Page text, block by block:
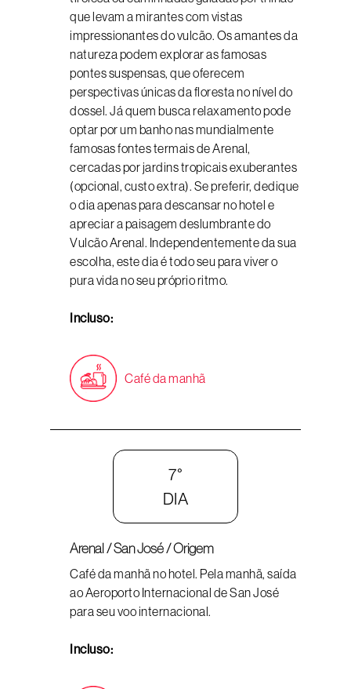
que levam a mirantes com vistas
impressionantes do vulcão. Os amantes da
natureza podem explorar as famosas
pontes suspensas, que oferecem
perspectivas únicas da floresta no nível do
dossel. Já quem busca relaxamento pode
optar por um banho nas mundialmente
famosas fontes termais de Arenal,
cercadas por jardins tropicais exuberantes
(opcional, custo extra). Se preferir, dedique
o dia apenas para descansar no hotel e
apreciar a paisagem deslumbrante do
Vulcão Arenal. Independentemente da sua
escolha, este dia é todo seu para viver o
pura vida no seu próprio ritmo.
Incluso:
Café da manhã
7°
DIA
Arenal / San José / Origem
Café da manhã no hotel. Pela manhã, saída
ao Aeroporto Internacional de San José
para seu voo internacional.
Incluso: